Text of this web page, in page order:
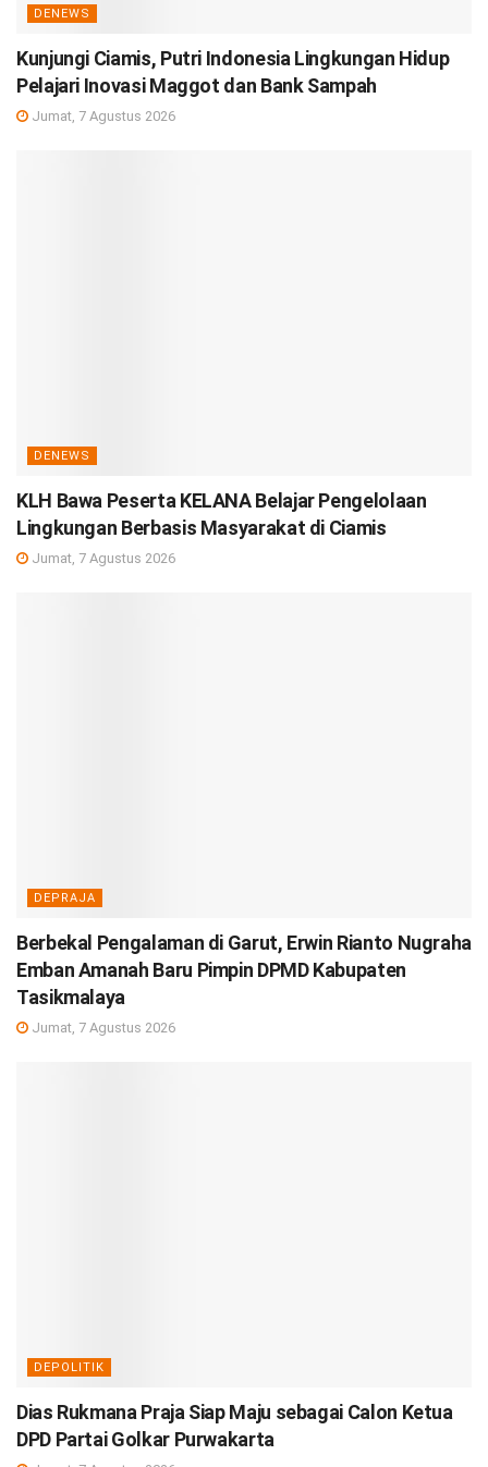
DENEWS
Kunjungi Ciamis, Putri Indonesia Lingkungan Hidup
Pelajari Inovasi Maggot dan Bank Sampah
Jumat, 7 Agustus 2026
DENEWS
KLH Bawa Peserta KELANA Belajar Pengelolaan
Lingkungan Berbasis Masyarakat di Ciamis
Jumat, 7 Agustus 2026
DEPRAJA
Berbekal Pengalaman di Garut, Erwin Rianto Nugraha
Emban Amanah Baru Pimpin DPMD Kabupaten
Tasikmalaya
Jumat, 7 Agustus 2026
DEPOLITIK
Dias Rukmana Praja Siap Maju sebagai Calon Ketua
DPD Partai Golkar Purwakarta